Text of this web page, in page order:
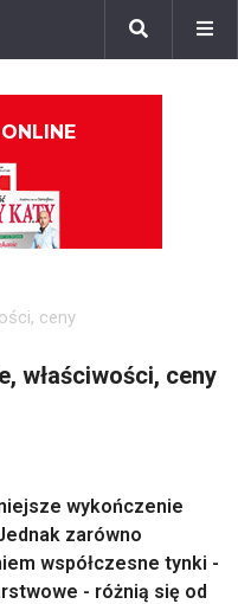
ceny
właściwości, ceny
wykończenie
zarówno
współczesne tynki -
- różnią się od